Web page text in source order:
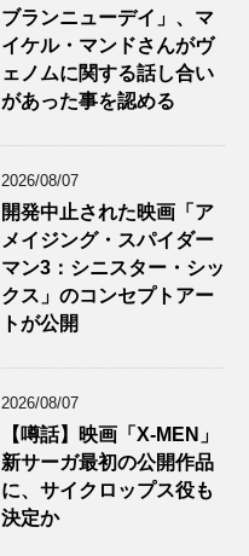
ブランニューデイ」、マ
イケル・マンドさんがヴ
ェノムに関する話し合い
があった事を認める
2026/08/07
開発中止された映画「ア
メイジング・スパイダー
マン3：シニスター・シッ
クス」のコンセプトアー
トが公開
2026/08/07
【噂話】映画「X-MEN」
新サーガ最初の公開作品
に、サイクロップス役も
決定か